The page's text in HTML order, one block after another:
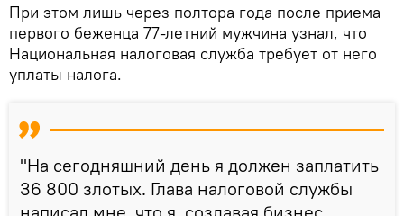
При этом лишь через полтора года после приема
первого беженца 77-летний мужчина узнал, что
Национальная налоговая служба требует от него
уплаты налога.
"На сегодняшний день я должен заплатить
36 800 злотых. Глава налоговой службы